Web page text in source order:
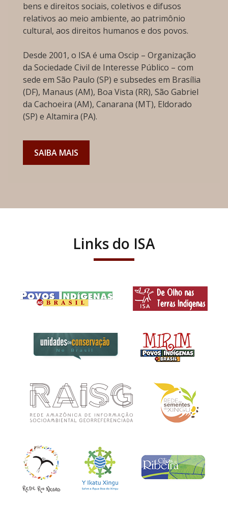
bens e direitos sociais, coletivos e difusos
relativos ao meio ambiente, ao patrimônio
cultural, aos direitos humanos e dos povos.
Desde 2001, o ISA é uma Oscip – Organização
da Sociedade Civil de Interesse Público – com
sede em São Paulo (SP) e subsedes em Brasília
(DF), Manaus (AM), Boa Vista (RR), São Gabriel
da Cachoeira (AM), Canarana (MT), Eldorado
(SP) e Altamira (PA).
SAIBA MAIS
Links do ISA